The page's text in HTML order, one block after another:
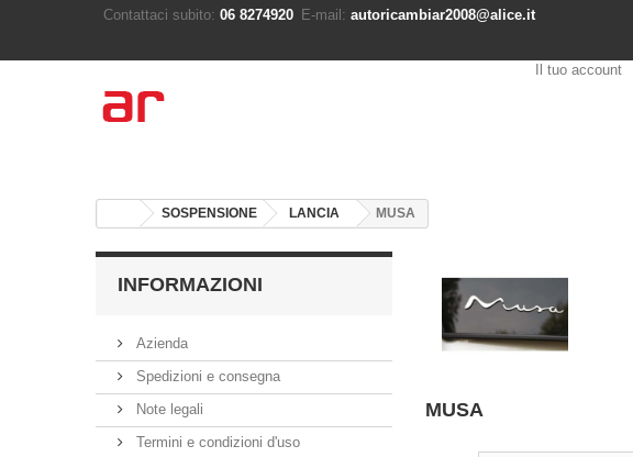
Contattaci subito: 06 8274920 E-mail: autoricambiar2008@alice.it
Il tuo account
SOSPENSIONE LANCIA MUSA
INFORMAZIONI
Azienda
Spedizioni e consegna
Note legali
Termini e condizioni d'uso
MUSA